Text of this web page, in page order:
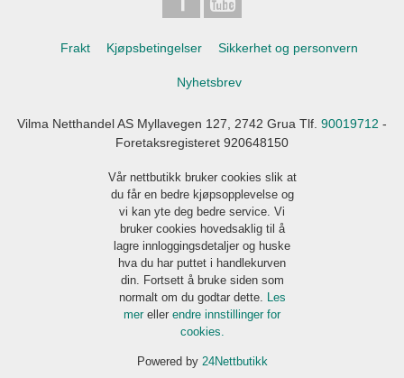
Frakt Kjøpsbetingelser Sikkerhet og personvern
Nyhetsbrev
Vilma Netthandel AS Myllavegen 127, 2742 Grua Tlf. 90019712 -
Foretaksregisteret 920648150
Vår nettbutikk bruker cookies slik at
du får en bedre kjøpsopplevelse og
vi kan yte deg bedre service. Vi
bruker cookies hovedsaklig til å
lagre innloggingsdetaljer og huske
hva du har puttet i handlekurven
din. Fortsett å bruke siden som
normalt om du godtar dette.
Les
mer eller endre innstillinger for
cookies.
Powered by 24Nettbutikk